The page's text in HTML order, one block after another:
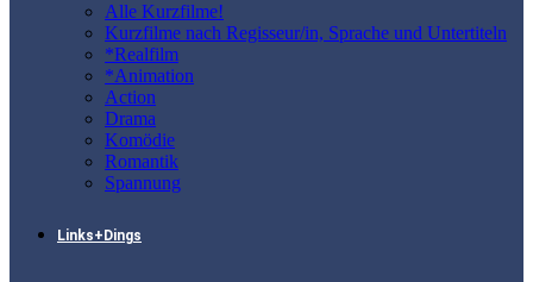
Alle Kurzfilme!
Kurzfilme nach Regisseur/in, Sprache und Untertiteln
*Realfilm
*Animation
Action
Drama
Komödie
Romantik
Spannung
Links+Dings